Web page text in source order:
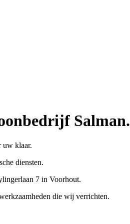
Salman.
uw klaar.
diensten.
7 in Voorhout.
die wij verrichten.